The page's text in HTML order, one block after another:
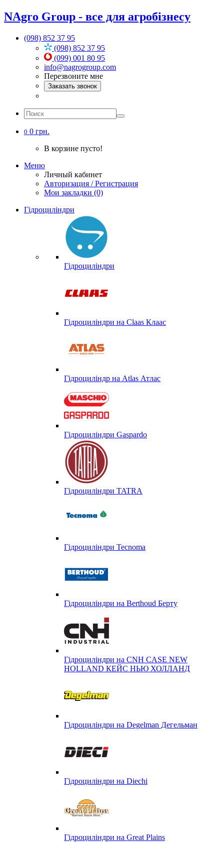
NAgro Group - все для агробізнесу
(098) 852 37 95
(098) 852 37 95
(099) 001 80 95
info@nagrogroup.com
Перезвоните мне
Заказать звонок
0 0 грн.
В корзине пусто!
Меню
Личный кабинет
Авторизация / Регистрация
Мои закладки (0)
Гідроциліндри
Гідроциліндри
Гідроциліндри на Claas Клаас
Гідроциліндр на Atlas Атлас
Гідроциліндри Gaspardo
Гідроциліндри TATRA
Гідроциліндри Tecnoma
Гідроциліндри на Berthoud Берту
Гідроциліндри на CNH CASE NEW
HOLLAND КЕЙС НЬЮ ХОЛЛАНД
Гідроциліндри на Degelman Дегельман
Гідроциліндри на Diechi
Гідроциліндри на Great Plains